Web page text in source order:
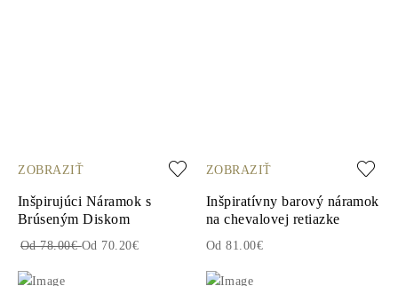
ZOBRAZIŤ
Inšpirujúci Náramok s
Brúseným Diskom
Od 78.00€Od 70.20€
ZOBRAZIŤ
Inšpiratívny barový náramok
na chevalovej retiazke
Od 81.00€